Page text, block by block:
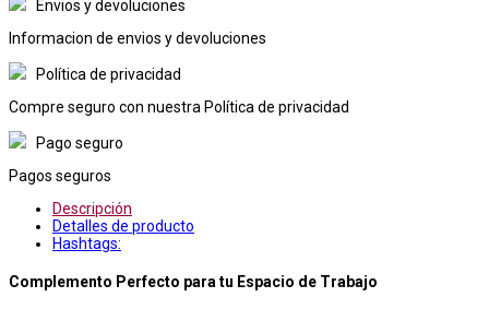
Envios y devoluciones
Informacion de envios y devoluciones
Política de privacidad
Compre seguro con nuestra Política de privacidad
Pago seguro
Pagos seguros
Descripción
Detalles de producto
Hashtags:
Complemento Perfecto para tu Espacio de Trabajo